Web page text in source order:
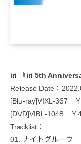
iri 『iri 5th
Release Date：
[Blu-ray]VIXL-367
[DVD]VIBL-1048 ￥
Tracklist：
01. ナイトグルーヴ